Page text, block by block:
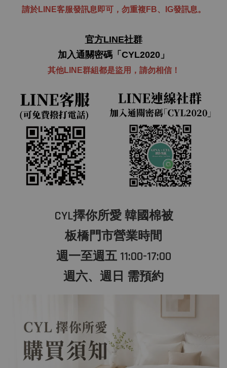
請於LINE客服發訊息即可，勿重複FB、IG發訊息。
官方LINE社群
加入通關密碼「CYL2020」
其他LINE群組都是盜用， 請勿相信！
CYL擇你所愛 韓國棉被
板橋門市營業時間
週一至週五 11:00-17:00
週六、週日 需預約